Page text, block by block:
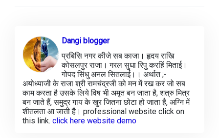
Dangi blogger
प्रबिसि नगर कीजे सब काजा। हृदय राखि
कोसलपुर राजा। गरल सुधा रिपु करहिं मिताई।
गोपद सिंधु अनल सितलाई।। अर्थात ;-
अयोध्याजी के राजा श्री रामचंद्रजी को मन में रख कर जो सब
काम करता है उसके लिये विष भी अमृत बन जाता है, शत्रु मित्र
बन जाते हैं, समुद्र गाय के खुर जितना छोटा हो जाता है, अग्नि में
शीतलता आ जाती है। professional website click on
this link. click here website demo